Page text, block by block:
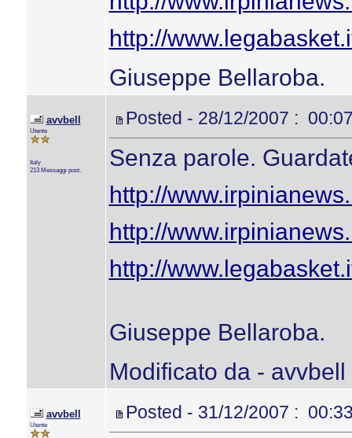
http://
Giuseppe Bellaroba.
avvbell
Utente
Italy
213 Messaggi post.
Posted - 28/12/2007 :
Senza parole.
http://
http://
http://
Giuseppe Bellaroba.
Modificato da -
avvbell
Utente
Posted - 31/12/2007 :